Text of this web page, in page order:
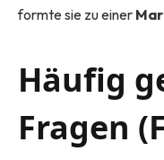
formte sie zu einer
Häufig
Fragen